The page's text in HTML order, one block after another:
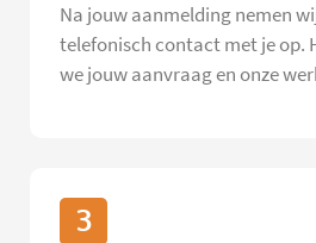
Na jouw aanmelding nemen
telefonisch contact met je op.
we jouw aanvraag en onze
3